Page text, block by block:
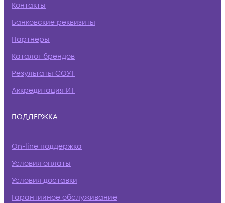
Контакты
Банковские реквизиты
Партнеры
Каталог брендов
Результаты СОУТ
Аккредитация ИТ
ПОДДЕРЖКА
On-line поддержка
Условия оплаты
Условия доставки
Гарантийное обслуживание